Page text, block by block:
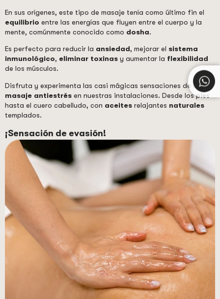
En sus orígenes, este tipo de masaje tenía como último fin el
equilibrio entre las energías que fluyen entre el cuerpo y la
mente, comúnmente conocido como dosha.
Es perfecto para reducir la ansiedad, mejorar el sistema
inmunológico, eliminar toxinas y aumentar la flexibilidad
de los músculos.
Disfruta y experimenta las casi mágicas sensaciones de este
masaje antiestrés en nuestras instalaciones. Desde los pies
hasta el cuero cabelludo, con aceites relajantes naturales
templados.
¡Sensación de evasión!